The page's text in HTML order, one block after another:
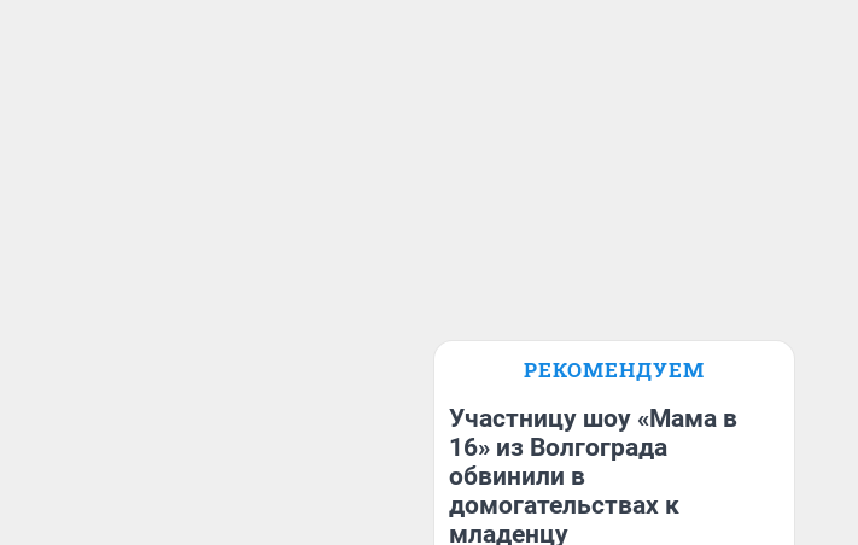
РЕКОМЕНДУЕМ
Участницу шоу «Мама в
16» из Волгограда
обвинили в
домогательствах к
младенцу